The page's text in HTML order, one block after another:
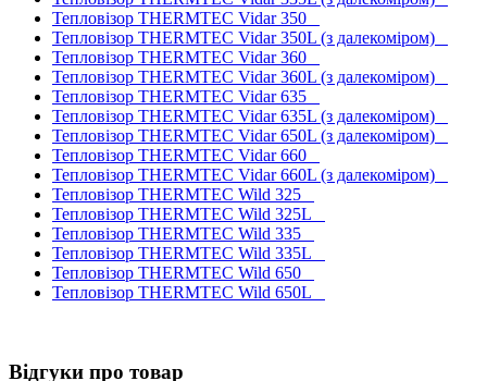
Тепловізор THERMTEC Vidar 350
Тепловізор THERMTEC Vidar 350L (з далекоміром)
Тепловізор THERMTEC Vidar 360
Тепловізор THERMTEC Vidar 360L (з далекоміром)
Тепловізор THERMTEC Vidar 635
Тепловізор THERMTEC Vidar 635L (з далекоміром)
Тепловізор THERMTEC Vidar 650L (з далекоміром)
Тепловізор THERMTEC Vidar 660
Тепловізор THERMTEC Vidar 660L (з далекоміром)
Тепловізор THERMTEC Wild 325
Тепловізор THERMTEC Wild 325L
Тепловізор THERMTEC Wild 335
Тепловізор THERMTEC Wild 335L
Тепловізор THERMTEC Wild 650
Тепловізор THERMTEC Wild 650L
Відгуки про товар